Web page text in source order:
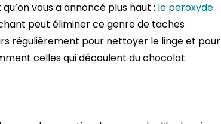
vous a annoncé plus haut : le peroxyde
peut éliminer ce genre de taches
régulièrement pour nettoyer le linge et pour
celles qui découlent du chocolat.